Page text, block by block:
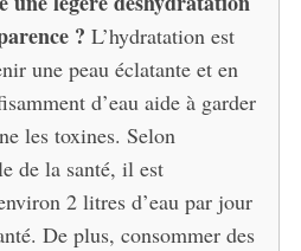
? L’hydratation est
une peau éclatante et en
d’eau aide à garder
les toxines. Selon
de la santé, il est
2 litres d’eau par jour
De plus, consommer des